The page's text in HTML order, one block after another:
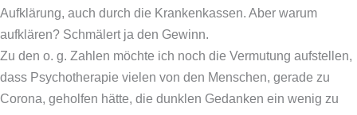
Aufklärung, auch durch die Krankenkassen. Aber warum
aufklären? Schmälert ja den Gewinn.
Zu den o. g. Zahlen möchte ich noch die Vermutung aufstellen,
dass Psychotherapie vielen von den Menschen, gerade zu
Corona, geholfen hätte, die dunklen Gedanken ein wenig zu